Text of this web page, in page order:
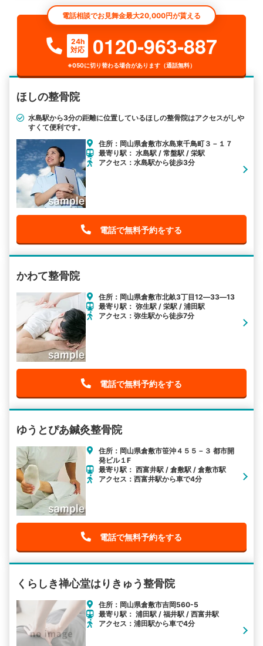
電話相談でお見舞金最大20,000円が貰える
24h
対応
0120-963-887
※050に切り替わる場合があります（通話無料）
ほしの整骨院
水島駅から3分の距離に位置しているほしの整骨院はアクセスがしや
すくて便利です。
住所：岡山県倉敷市水島東千鳥町３－１７
最寄り駅： 水島駅 / 常盤駅 / 栄駅
アクセス：水島駅から徒歩3分
電話で無料予約をする
かわて整骨院
住所：岡山県倉敷市北畝3丁目12―33―13
最寄り駅： 弥生駅 / 栄駅 / 浦田駅
アクセス：弥生駅から徒歩7分
電話で無料予約をする
ゆうとぴあ鍼灸整骨院
住所：岡山県倉敷市笹沖４５５－３ 都市開
発ビル１F
最寄り駅： 西富井駅 / 倉敷駅 / 倉敷市駅
アクセス：西富井駅から車で4分
電話で無料予約をする
くらしき禅心堂はりきゅう整骨院
住所：岡山県倉敷市吉岡560-5
最寄り駅： 浦田駅 / 福井駅 / 西富井駅
アクセス：浦田駅から車で4分